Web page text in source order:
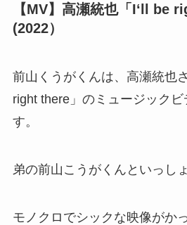
【MV】高瀬統也「I‘ll be
(2022）
前山くうがくんは、高瀬統也
right there」のミュージック
す。
弟の前山こうがくんといっし
モノクロでシックな映像がか